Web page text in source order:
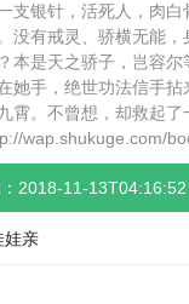
支银针，活死人，肉白
没有戒灵、骄横无能，
本是天之骄子，岂容尔
她手，绝世功法信手拈
霄。不曾想，却救起了
wap.shukuge.com/
2018-11-13T04:16:52
娃亲